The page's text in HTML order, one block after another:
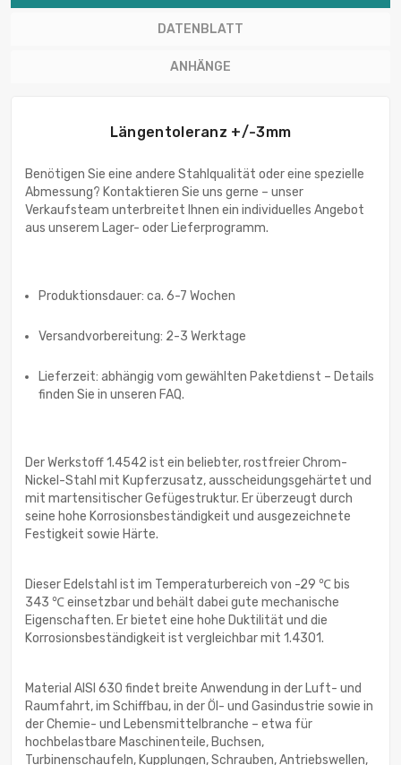
DATENBLATT
ANHÄNGE
Längentoleranz +/-3mm
Benötigen Sie eine andere Stahlqualität oder eine spezielle
Abmessung? Kontaktieren Sie uns gerne – unser
Verkaufsteam unterbreitet Ihnen ein individuelles Angebot
aus unserem Lager- oder Lieferprogramm.
Produktionsdauer: ca. 6-7 Wochen
Versandvorbereitung: 2-3 Werktage
Lieferzeit: abhängig vom gewählten Paketdienst – Details
finden Sie in unseren FAQ.
Der Werkstoff 1.4542 ist ein beliebter, rostfreier Chrom-
Nickel-Stahl mit Kupferzusatz, ausscheidungsgehärtet und
mit martensitischer Gefügestruktur. Er überzeugt durch
seine hohe Korrosionsbeständigkeit und ausgezeichnete
Festigkeit sowie Härte.
Dieser Edelstahl ist im Temperaturbereich von -29 ℃ bis
343 ℃ einsetzbar und behält dabei gute mechanische
Eigenschaften. Er bietet eine hohe Duktilität und die
Korrosionsbeständigkeit ist vergleichbar mit 1.4301.
Material AISI 630 findet breite Anwendung in der Luft- und
Raumfahrt, im Schiffbau, in der Öl- und Gasindustrie sowie in
der Chemie- und Lebensmittelbranche – etwa für
hochbelastbare Maschinenteile, Buchsen,
Turbinenschaufeln, Kupplungen, Schrauben, Antriebswellen,